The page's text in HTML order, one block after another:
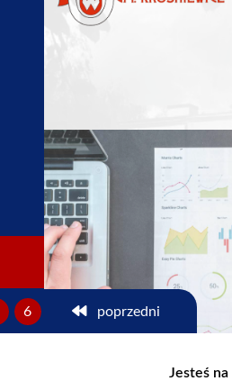
6 poprzedni
Jesteś na